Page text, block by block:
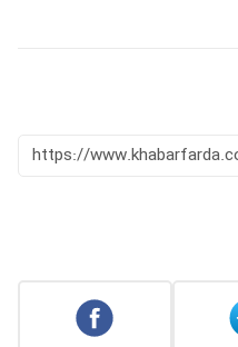
https://